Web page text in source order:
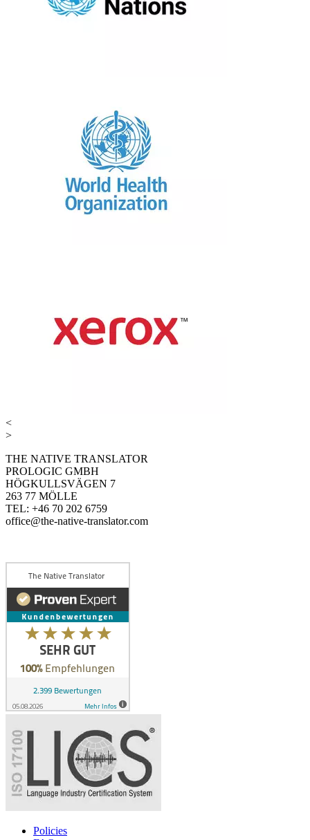
<
>
THE NATIVE TRANSLATOR
PROLOGIC GMBH
HÖGKULLSVÄGEN 7
263 77 MÖLLE
TEL: +46 70 202 6759
office@the-native-translator.com
Policies